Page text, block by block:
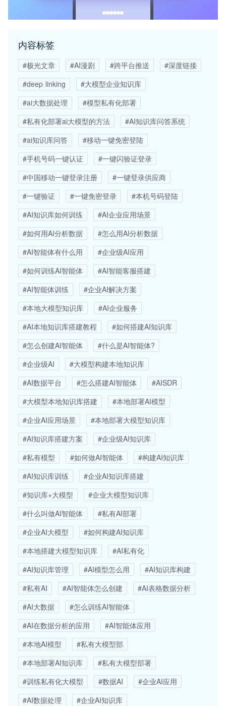
内容标签
#极光文章 #AI漫剧 #跨平台推送
#深度链接
#deep linking
#大模型企业知识库
#ai大数据处理
#模型私有化部署
#私有化部署ai大模型的方法
#AI知识库问答系统
#ai知识库问答
#移动一键免密登陆
#手机号码一键认证
#一键闪验证登录
#中国移动一键登录注册
#一键登录供应商
#一键验证
#一键免密登录
#本机号码登陆
#AI知识库如何训练
#AI企业应用场景
#如何用AI分析数据
#怎么用AI分析数据
#AI智能体有什么用
#企业级AI应用
#如何训练AI智能体
#AI智能客服搭建
#AI智能体训练
#企业AI解决方案
#本地大模型知识库
#AI企业服务
#AI本地知识库搭建教程
#如何搭建AI知识库
#怎么创建AI智能体
#什么是AI智能体?
#企业级AI
#大模型构建本地知识库
#AI数据平台
#怎么搭建AI智能体
#AISDR
#大模型本地知识库搭建
#本地部署AI模型
#企业AI应用场景
#本地部署大模型知识库
#AI知识库搭建方案
#企业级AI知识库
#私有模型
#如何做AI智能体
#构建AI知识库
#AI知识库训练
#企业AI知识库搭建
#知识库+大模型
#企业大模型知识库
#什么叫做AI智能体
#私有AI部署
#企业AI大模型
#如何构建AI知识库
#本地搭建大模型知识库
#AI私有化
#AI知识库管理
#AI模型怎么用
#AI知识库构建
#私有AI
#AI智能体怎么创建
#AI表格数据分析
#AI大数据
#怎么训练AI智能体
#AI在数据分析的应用
#AI智能体应用
#本地AI模型
#私有大模型部
#本地部署AI知识库
#私有大模型部署
#训练私有化大模型
#数据AI
#企业AI应用
#AI数据处理
#企业AI知识库